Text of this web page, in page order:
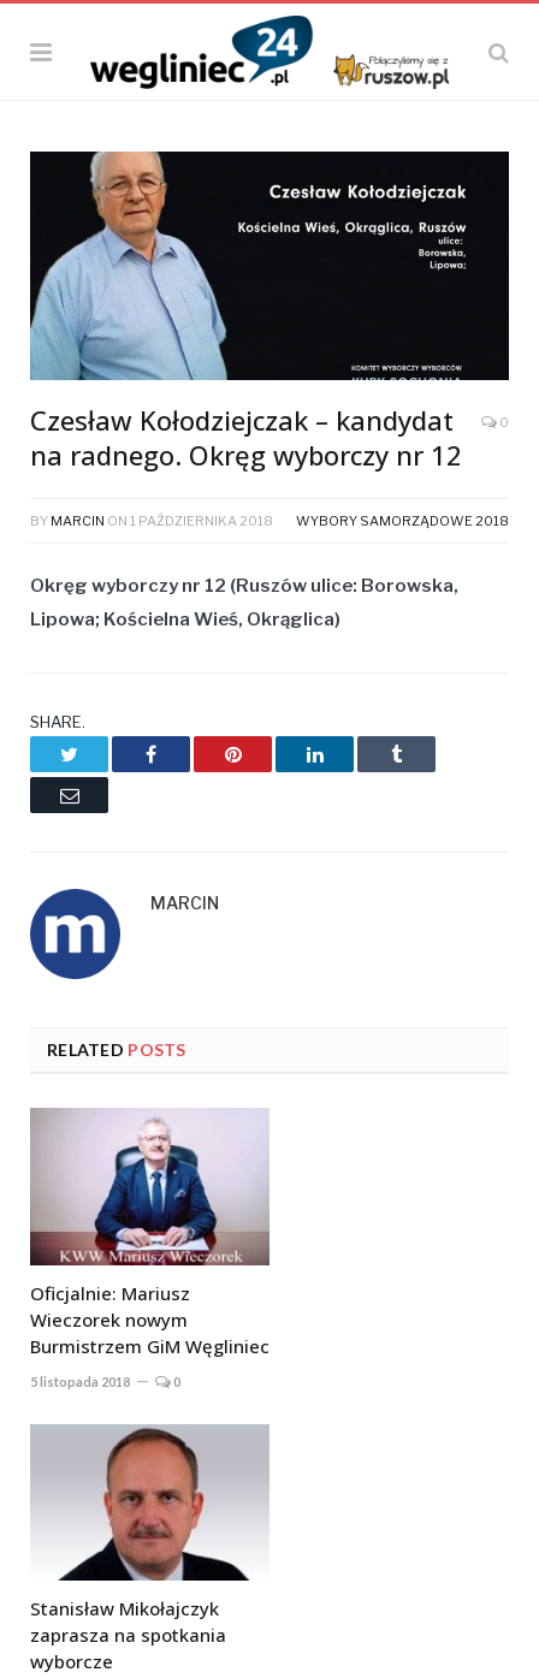
Czesław Kołodziejczak – kandydat
na radnego. Okręg wyborczy nr 12
0
BY MARCIN ON 1 PAŹDZIERNIKA 2018 WYBORY SAMORZĄDOWE 2018
Okręg wyborczy nr 12 (Ruszów ulice: Borowska,
Lipowa; Kościelna Wieś, Okrąglica)
SHARE.
TwitterFacebookPinterestLinkedInTumblr
Email
MARCIN
RELATED POSTS
Oficjalnie: Mariusz
Wieczorek nowym
Burmistrzem GiM Węgliniec
5 listopada 2018 0
Stanisław Mikołajczyk
zaprasza na spotkania
wyborcze